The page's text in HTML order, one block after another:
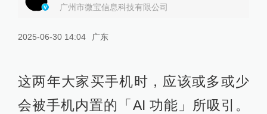
广州市微宝信息科技有限公司
2025-06-30 14:04 广东
这两年大家买手机时，应该或多或少
会被手机内置的「AI 功能」所吸引。